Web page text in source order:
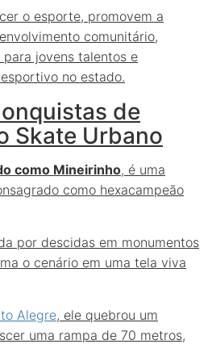
o esporte, promovem a
comunitário,
jovens talentos e
no estado.
de
Skate Urbano
como Mineirinho, é uma
como hexacampeão
por descidas em monumentos
o cenário em uma tela viva
Alegre, ele quebrou um
uma rampa de 70 metros,